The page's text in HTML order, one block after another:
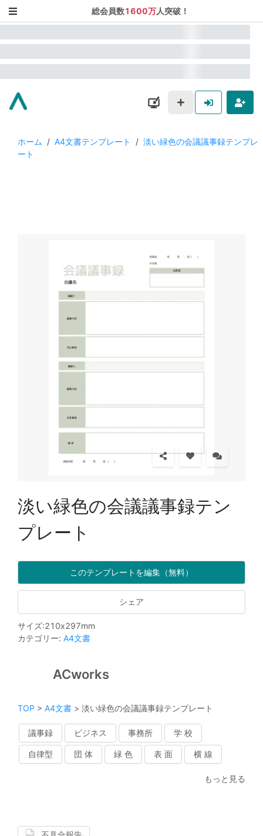
総会員数1600万人突破！
ホーム / A4文書テンプレート / 淡い緑色の会議議事録テンプレ
ート
淡い緑色の会議議事録テン
プレート
このテンプレートを編集（無料）
シェア
サイズ:210x297mm
カテゴリー: A4文書
ACworks
TOP > A4文書 > 淡い緑色の会議議事録テンプレート
議事録 ビジネス 事務所 学 校
自律型 団 体 緑 色 表 面 横 線
もっと見る